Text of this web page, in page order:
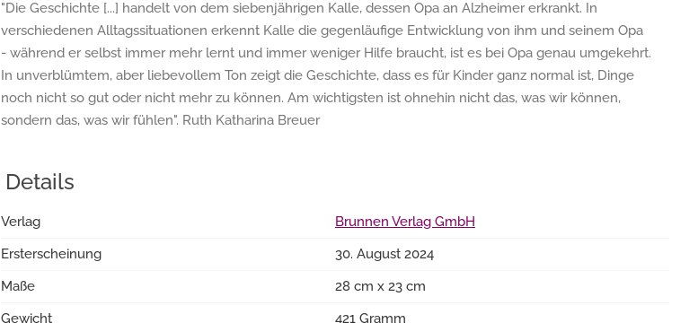
"Die Geschichte [...] handelt von dem siebenjährigen Kalle, dessen Opa an Alzheimer erkrankt. In
verschiedenen Alltagssituationen erkennt Kalle die gegenläufige Entwicklung von ihm und seinem Opa
- während er selbst immer mehr lernt und immer weniger Hilfe braucht, ist es bei Opa genau umgekehrt.
In unverblümtem, aber liebevollem Ton zeigt die Geschichte, dass es für Kinder ganz normal ist, Dinge
noch nicht so gut oder nicht mehr zu können. Am wichtigsten ist ohnehin nicht das, was wir können,
sondern das, was wir fühlen". Ruth Katharina Breuer
Details
Verlag
Brunnen Verlag GmbH
Ersterscheinung
30. August 2024
Maße
28 cm x 23 cm
Gewicht
421 Gramm